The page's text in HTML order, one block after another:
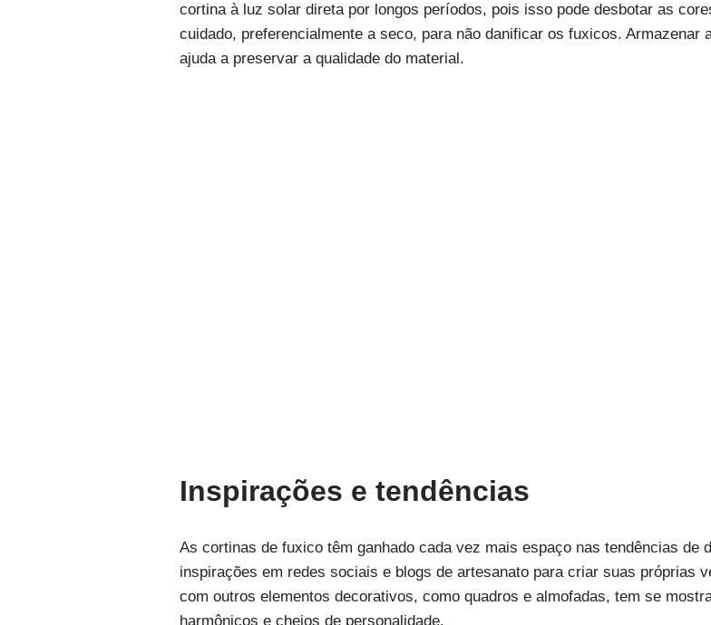
cortina à luz solar direta por longos períodos, pois isso pode desbotar as
cuidado, preferencialmente a seco, para não danificar os fuxicos. Armazenar
ajuda a preservar a qualidade do material.
Inspirações e tendências
As cortinas de fuxico têm ganhado cada vez mais espaço nas tendências de
inspirações em redes sociais e blogs de artesanato para criar suas próprias
com outros elementos decorativos, como quadros e almofadas, tem se
harmônicos e cheios de personalidade.